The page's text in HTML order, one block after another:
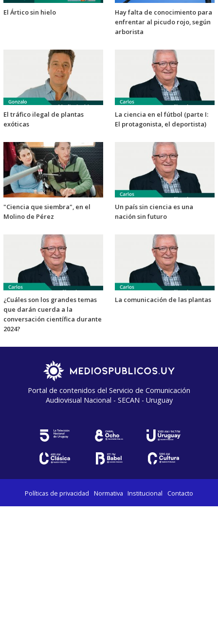
El Ártico sin hielo
Hay falta de conocimiento para
enfrentar al picudo rojo, según
arborista
El tráfico ilegal de plantas
exóticas
La ciencia en el fútbol (parte I:
El protagonista, el deportista)
"Ciencia que siembra", en el
Molino de Pérez
Un país sin ciencia es una
nación sin futuro
¿Cuáles son los grandes temas
que darán cuerda a la
conversación científica durante
2024?
La comunicación de las plantas
Portal de contenidos del Servicio de Comunicación
Audiovisual Nacional - SECAN - Uruguay
Políticas de privacidad Normativa Institucional Contacto